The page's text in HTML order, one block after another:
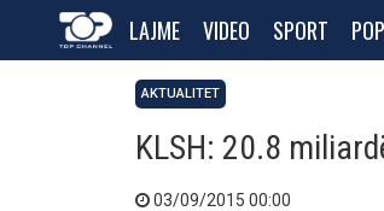
LAJME VIDEO SPORT
AKTUALITET
KLSH: 20.8
03/09/2015 00:00